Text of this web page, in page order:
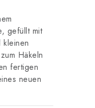
gefüllt mit
kleinen
Häkeln
fertigen
neuen